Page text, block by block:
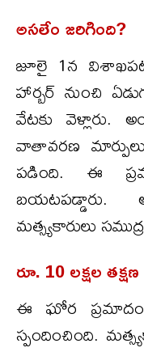
అసలేం జరిగింది?
జూలై 1న
హార్బర్ నుంచి
వేటకు
వాతావరణ
పడింది. ఈ
బయటపడ్డారు.
మత్స్యకారులు
రూ. 10 లక్షల
ఈ ఘోర
స్పందించింది.